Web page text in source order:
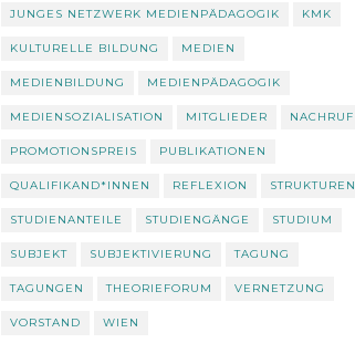
JUNGES NETZWERK MEDIENPÄDAGOGIK KMK
KULTURELLE BILDUNG MEDIEN
MEDIENBILDUNG MEDIENPÄDAGOGIK
MEDIENSOZIALISATION MITGLIEDER NACHRUF
PROMOTIONSPREIS PUBLIKATIONEN
QUALIFIKAND*INNEN REFLEXION STRUKTUREN
STUDIENANTEILE STUDIENGÄNGE STUDIUM
SUBJEKT SUBJEKTIVIERUNG TAGUNG
TAGUNGEN THEORIEFORUM VERNETZUNG
VORSTAND WIEN